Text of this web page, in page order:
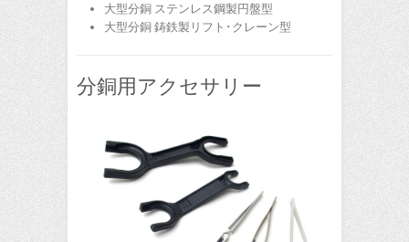
大型分銅 ステンレス鋼製円盤型
大型分銅 鋳鉄製リフト･クレーン型
分銅用アクセサリー